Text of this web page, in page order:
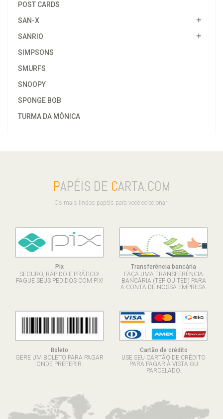
POST CARDS
SAN-X
SANRIO
SIMPSONS
SMURFS
SNOOPY
SPONGE BOB
TURMA DA MÔNICA
PAPÉIS DE CARTA.COM
Os mais lindos papéis para você colecionar!
Pix
SEGURO, RÁPIDO E PRÁTICO!
PAGUE SEUS PEDIDOS COM PIX!
Transferência bancária
FAÇA UMA TRANSFERÊNCIA
BANCÁRIA (TEF OU TED) PARA
A CONTA DE NOSSA EMPRESA.
Boleto
GERE UM BOLETO PARA PAGAR
ONDE PREFERIR.
Cartão de crédito
USE SEU CARTÃO DE CRÉDITO
PARA PAGAR À VISTA OU
PARCELADO.